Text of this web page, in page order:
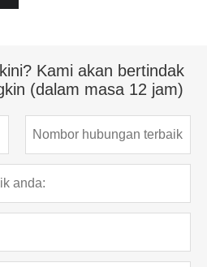
Kami akan bertindak
(dalam masa 12 jam)